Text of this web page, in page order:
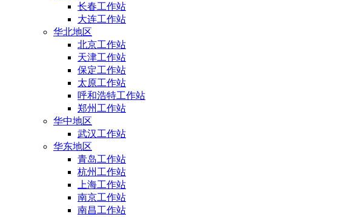
长春工作站
大连工作站
华北地区
北京工作站
天津工作站
保定工作站
太原工作站
呼和浩特工作站
郑州工作站
华中地区
武汉工作站
华东地区
青岛工作站
杭州工作站
上海工作站
南京工作站
南昌工作站